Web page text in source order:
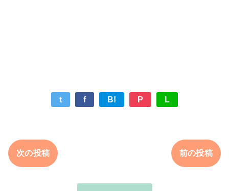
t f B! P L
次の投稿 前の投稿